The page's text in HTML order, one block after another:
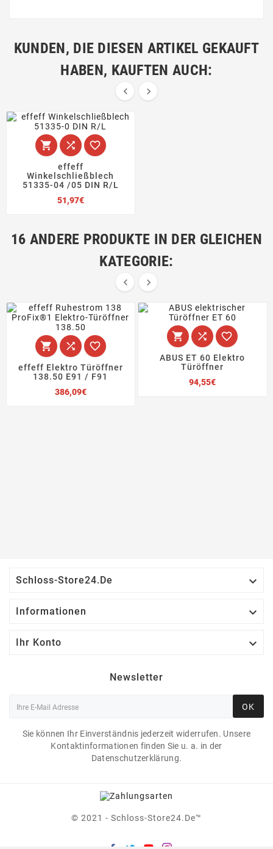
KUNDEN, DIE DIESEN ARTIKEL GEKAUFT
HABEN, KAUFTEN AUCH:
 
  
effeff
Winkelschließblech
51335-04 /05 DIN R/L
51,97€Preis
16 ANDERE PRODUKTE IN DER GLEICHEN
KATEGORIE:
 
  
effeff Elektro Türöffner
138.50 E91 / F91
386,09€Preis
  
ABUS ET 60 Elektro
Türöffner
94,55€Preis
Schloss-Store24.de 
Informationen 
Ihr Konto 
Newsletter
OK
Sie können Ihr Einverständnis jederzeit widerrufen. Unsere
Kontaktinformationen finden Sie u. a. in der
Datenschutzerklärung.
© 2021 - Schloss-Store24.de™